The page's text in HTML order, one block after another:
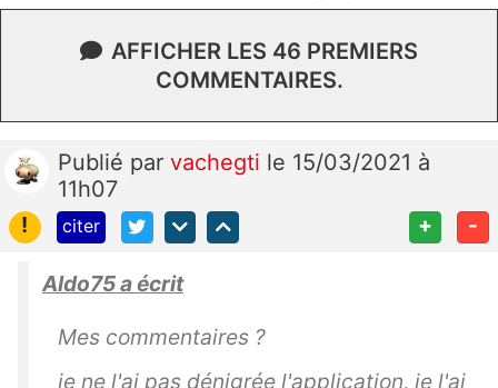
AFFICHER LES 46 PREMIERS
COMMENTAIRES.
Publié par vachegti le 15/03/2021 à
11h07
!
citer + -
Aldo75 a écrit
Mes commentaires ?
je ne l'ai pas dénigrée l'application, je l'ai